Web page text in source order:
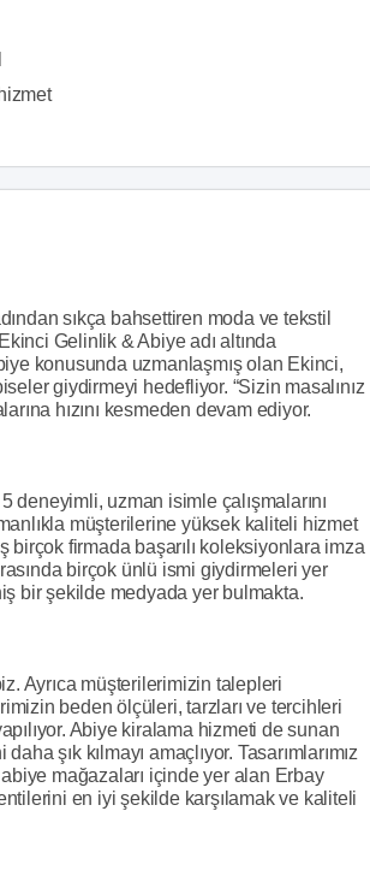
sıkça bahsettiren moda ve tekstil
Gelinlik & Abiye adı altında
konusunda uzmanlaşmış olan Ekinci,
giydirmeyi hedefliyor. “Sizin masalınız
hızını kesmeden devam ediyor.
uzman isimle çalışmalarını
müşterilerine yüksek kaliteli hizmet
birçok firmada başarılı koleksiyonlara imza
birçok ünlü ismi giydirmeleri yer
bir şekilde medyada yer bulmakta.
Ayrıca müşterilerimizin talepleri
beden ölçüleri, tarzları ve tercihleri
Abiye kiralama hizmeti de sunan
şık kılmayı amaçlıyor. Tasarımlarımız
mağazaları içinde yer alan Erbay
en iyi şekilde karşılamak ve kaliteli